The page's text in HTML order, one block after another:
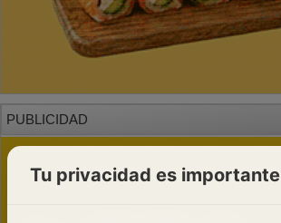
Tu privacidad es importante